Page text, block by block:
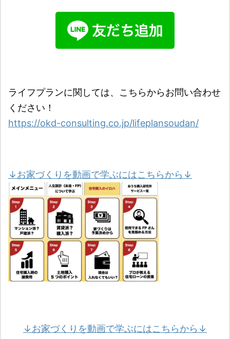
ライフプランに関しては、こちらからお問い合わせ
ください！
https://okd-consulting.co.jp/lifeplansoudan/
↓お家づくりを動画で学ぶにはこちらから↓
↓お家づくりを動画で学ぶにはこちらから↓